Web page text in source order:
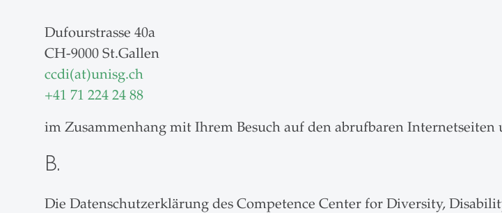
Dufourstrasse 40a
CH-9000 St.Gallen
ccdi(at)unisg.ch
+41 71 224 24 88
im Zusammenhang mit Ihrem Besuch auf den abrufbaren
B.
Die Datenschutzerklärung des Competence Center for Diversity,